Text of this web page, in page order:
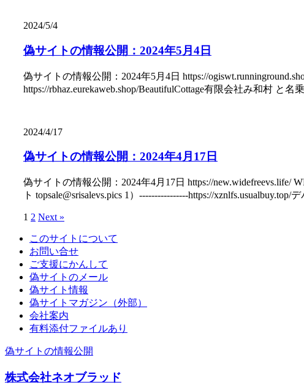
2024/5/4
偽サイトの情報公開：2024年5月4日
偽サイトの情報公開：2024年5月4日 https://
https://rbhaz.eurekaweb.shop/BeautifulCottage有限会社み和村 と
2024/4/17
偽サイトの情報公開：2024年4月17日
偽サイトの情報公開：2024年4月17日 https://
ト topsale@srisalevs.pics 1）----------------https://
1 2 Next »
このサイトについて
お問い合せ
ご支援にかんして
偽サイトのメール
偽サイト情報
偽サイトマガジン（外部）
会社案内
有料添付ファイルあり
偽サイトの情報公開
株式会社ネオブラッド